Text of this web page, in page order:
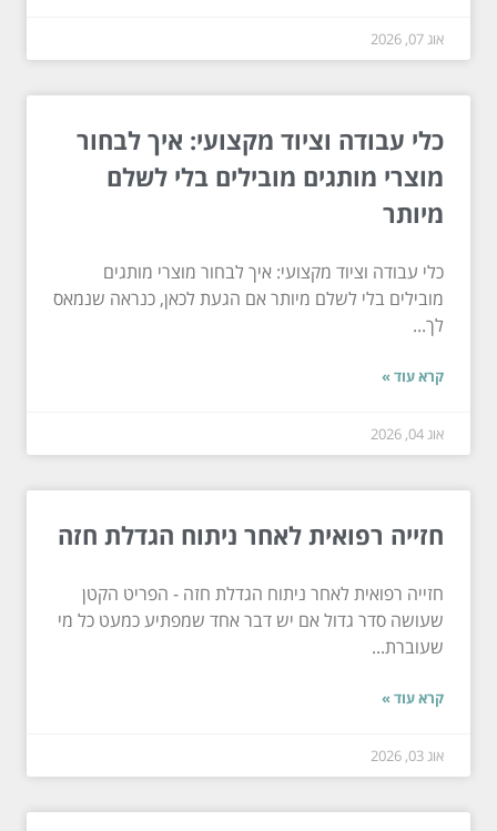
אוג 07, 2026
כלי עבודה וציוד מקצועי: איך לבחור
מוצרי מותגים מובילים בלי לשלם
מיותר
כלי עבודה וציוד מקצועי: איך לבחור מוצרי מותגים
מובילים בלי לשלם מיותר אם הגעת לכאן, כנראה שנמאס
לך...
קרא עוד »
אוג 04, 2026
חזייה רפואית לאחר ניתוח הגדלת חזה
חזייה רפואית לאחר ניתוח הגדלת חזה - הפריט הקטן
שעושה סדר גדול אם יש דבר אחד שמפתיע כמעט כל מי
שעוברת...
קרא עוד »
אוג 03, 2026